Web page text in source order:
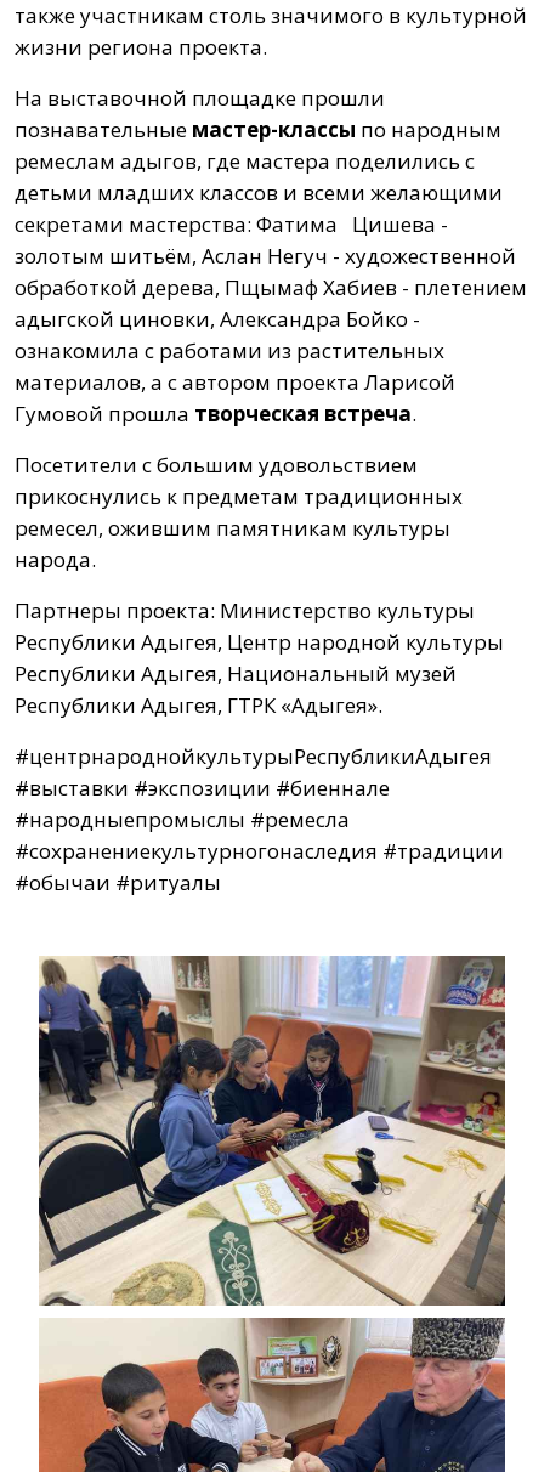
также участникам столь значимого в культурной
жизни региона проекта.
На выставочной площадке прошли
познавательные мастер-классы по народным
ремеслам адыгов, где мастера поделились с
детьми младших классов и всеми желающими
секретами мастерства: Фатима Цишева -
золотым шитьём, Аслан Негуч - художественной
обработкой дерева, Пщымаф Хабиев - плетением
адыгской циновки, Александра Бойко -
ознакомила с работами из растительных
материалов, а с автором проекта Ларисой
Гумовой прошла творческая встреча.
Посетители с большим удовольствием
прикоснулись к предметам традиционных
ремесел, ожившим памятникам культуры
народа.
Партнеры проекта: Министерство культуры
Республики Адыгея, Центр народной культуры
Республики Адыгея, Национальный музей
Республики Адыгея, ГТРК «Адыгея».
#центрнароднойкультурыРеспубликиАдыгея
#выставки #экспозиции #биеннале
#народныепромыслы #ремесла
#сохранениекультурногонаследия #традиции
#обычаи #ритуалы